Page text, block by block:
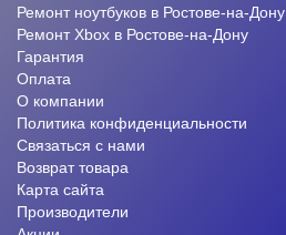
Ремонт ноутбуков в Ростове-на-Дону
Ремонт Xbox в Ростове-на-Дону
Гарантия
Оплата
О компании
Политика конфиденциальности
Связаться с нами
Возврат товара
Карта сайта
Производители